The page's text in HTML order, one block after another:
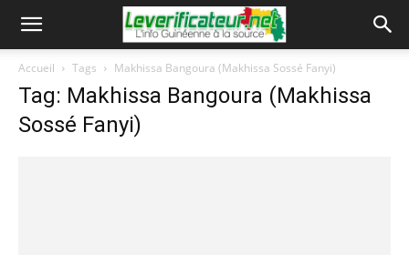
Accueil Tags Makhissa Bangoura (Makhissa Sossé Fanyi)
Tag: Makhissa Bangoura (Makhissa
Sossé Fanyi)